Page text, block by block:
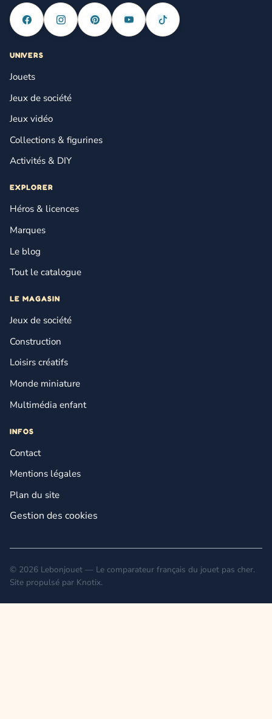
UNIVERS
Jouets
Jeux de société
Jeux vidéo
Collections & figurines
Activités & DIY
EXPLORER
Héros & licences
Marques
Le blog
Tout le catalogue
LE MAGASIN
Jeux de société
Construction
Loisirs créatifs
Monde miniature
Multimédia enfant
INFOS
Contact
Mentions légales
Plan du site
Gestion des cookies
© 2026 Lebonjouet — Le comparateur français du jouet pas cher.
Site propulsé par Knotix.